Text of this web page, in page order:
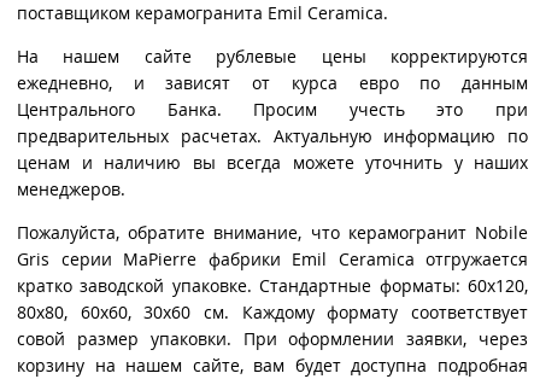
поставщиком керамогранита Emil Ceramica.
На нашем сайте рублевые цены корректируются
ежедневно, и зависят от курса евро по данным
Центрального Банка. Просим учесть это при
предварительных расчетах. Актуальную информацию по
ценам и наличию вы всегда можете уточнить у наших
менеджеров.
Пожалуйста, обратите внимание, что керамогранит Nobile
Gris серии MaPierre фабрики Emil Ceramica отгружается
кратко заводской упаковке. Стандартные форматы: 60x120,
80x80, 60x60, 30x60 см. Каждому формату соответствует
совой размер упаковки. При оформлении заявки, через
корзину на нашем сайте, вам будет доступна подробная